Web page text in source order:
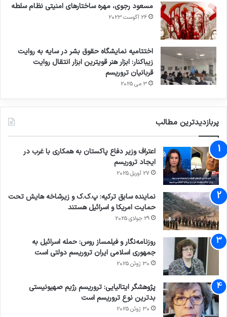
مسعود رجوی، مهره ساختارهای امنیتی نظام سلطه
26 آگوست 2023
اختتامیه نمایشگاه حقوق بشر در سایه به روایت
زیباکنار: ابزار هنر قویترین ابزار انتقال روایت
قربانیان تروریسم
3 می 2025
پربازدیدترین مطالب
اعتراف وزیر دفاع پاکستان به همکاری با غرب در
ایجاد تروریسم
27 آوریل 2025
نماینده سابق ترکیه: پ.ک.ک و زیرشاخه هایش تحت
حمایت امریکا و اسرائیل هستند
29 جولای 2025
روزنامه‌نگار و فیلمساز روس: حمله اسرائیل به
جمهوری اسلامی ایران تروریسم دولتی است
30 ژوئن 2025
پژوهشگر ایتالیایی: تروریسم رژیم صهیونیستی
بدترین نوع تروریسم است
30 ژوئن 2025